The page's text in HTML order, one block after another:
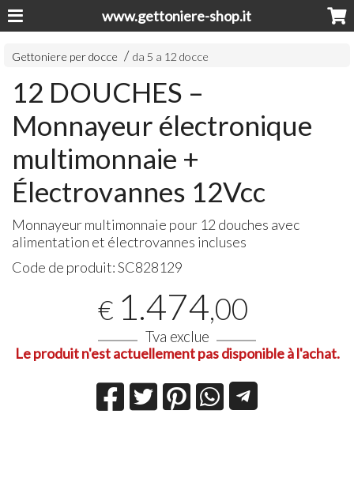
www.gettoniere-shop.it
Gettoniere per docce da 5 a 12 docce
12 DOUCHES –
Monnayeur électronique
multimonnaie +
Électrovannes 12Vcc
Monnayeur multimonnaie pour 12 douches avec
alimentation et électrovannes incluses
Code de produit:SC828129
€ 1.474,00
Tva exclue
Le produit n'est actuellement pas disponible à l'achat.